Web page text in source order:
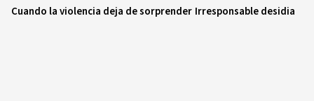
Cuando la violencia deja de sorprender Irresponsable desidia